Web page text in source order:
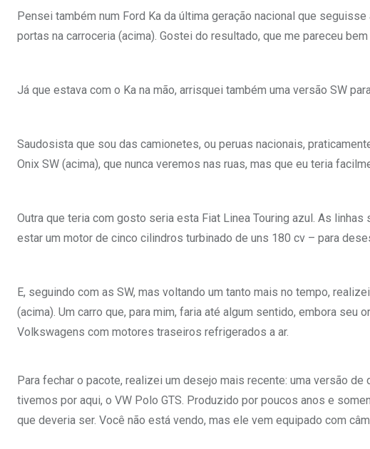
Pensei também num Ford Ka da última geração nacional que
portas na carroceria (acima). Gostei do resultado, que me pareceu
Já que estava com o Ka na mão, arrisquei também uma versão SW
Saudosista que sou das camionetes, ou peruas nacionais,
Onix SW (acima), que nunca veremos nas ruas, mas que eu teria
Outra que teria com gosto seria esta Fiat Linea Touring azul. As
estar um motor de cinco cilindros turbinado de uns 180 cv – para
E, seguindo com as SW, mas voltando um tanto mais no tempo,
(acima). Um carro que, para mim, faria até algum sentido, embora seu
Volkswagens com motores traseiros refrigerados a ar.
Para fechar o pacote, realizei um desejo mais recente: uma versão
tivemos por aqui, o VW Polo GTS. Produzido por poucos anos e
que deveria ser. Você não está vendo, mas ele vem equipado com